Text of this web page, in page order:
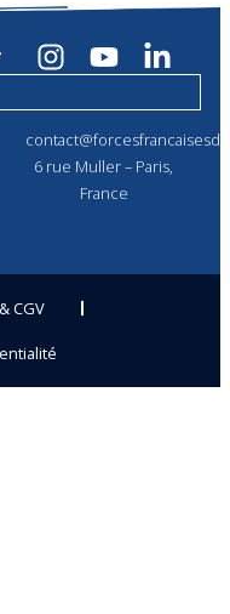
6 rue Muller – Paris,
France
CGV